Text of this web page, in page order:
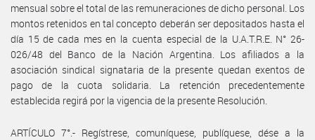
mensual sobre el total de las remuneraciones de dicho personal. Los
montos retenidos en tal concepto deberán ser depositados hasta el
día 15 de cada mes en la cuenta especial de la U.A.T.R.E. N° 26-
026/48 del Banco de la Nación Argentina. Los afiliados a la
asociación sindical signataria de la presente quedan exentos de
pago de la cuota solidaria. La retención precedentemente
establecida regirá por la vigencia de la presente Resolución.
ARTÍCULO 7°.- Regístrese, comuníquese, publíquese, dése a la